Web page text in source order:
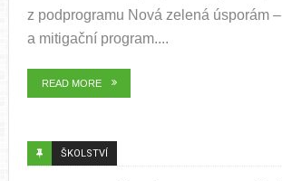
z podprogramu Nová zelená úsporám
a mitigační program....
READ MORE
ŠKOLSTVÍ